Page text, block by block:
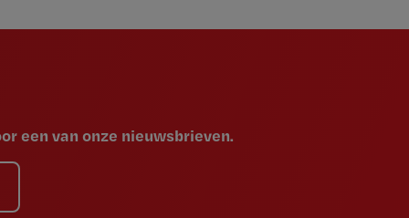
een van onze nieuwsbrieven.